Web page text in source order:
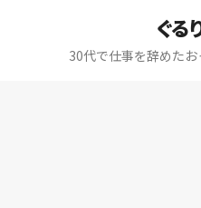
ぐる
30代で仕事を辞めた